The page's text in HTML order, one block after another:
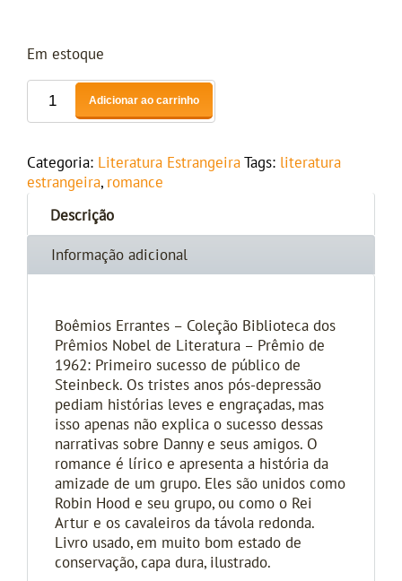
Em estoque
Adicionar ao carrinho
Categoria: Literatura Estrangeira Tags: literatura
estrangeira, romance
Descrição
Informação adicional
Boêmios Errantes – Coleção Biblioteca dos
Prêmios Nobel de Literatura – Prêmio de
1962: Primeiro sucesso de público de
Steinbeck. Os tristes anos pós-depressão
pediam histórias leves e engraçadas, mas
isso apenas não explica o sucesso dessas
narrativas sobre Danny e seus amigos. O
romance é lírico e apresenta a história da
amizade de um grupo. Eles são unidos como
Robin Hood e seu grupo, ou como o Rei
Artur e os cavaleiros da távola redonda.
Livro usado, em muito bom estado de
conservação, capa dura, ilustrado.